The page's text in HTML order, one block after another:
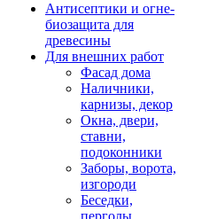
Антисептики и огне-
биозащита для
древесины
Для внешних работ
Фасад дома
Наличники,
карнизы, декор
Окна, двери,
ставни,
подоконники
Заборы, ворота,
изгороди
Беседки,
перголы